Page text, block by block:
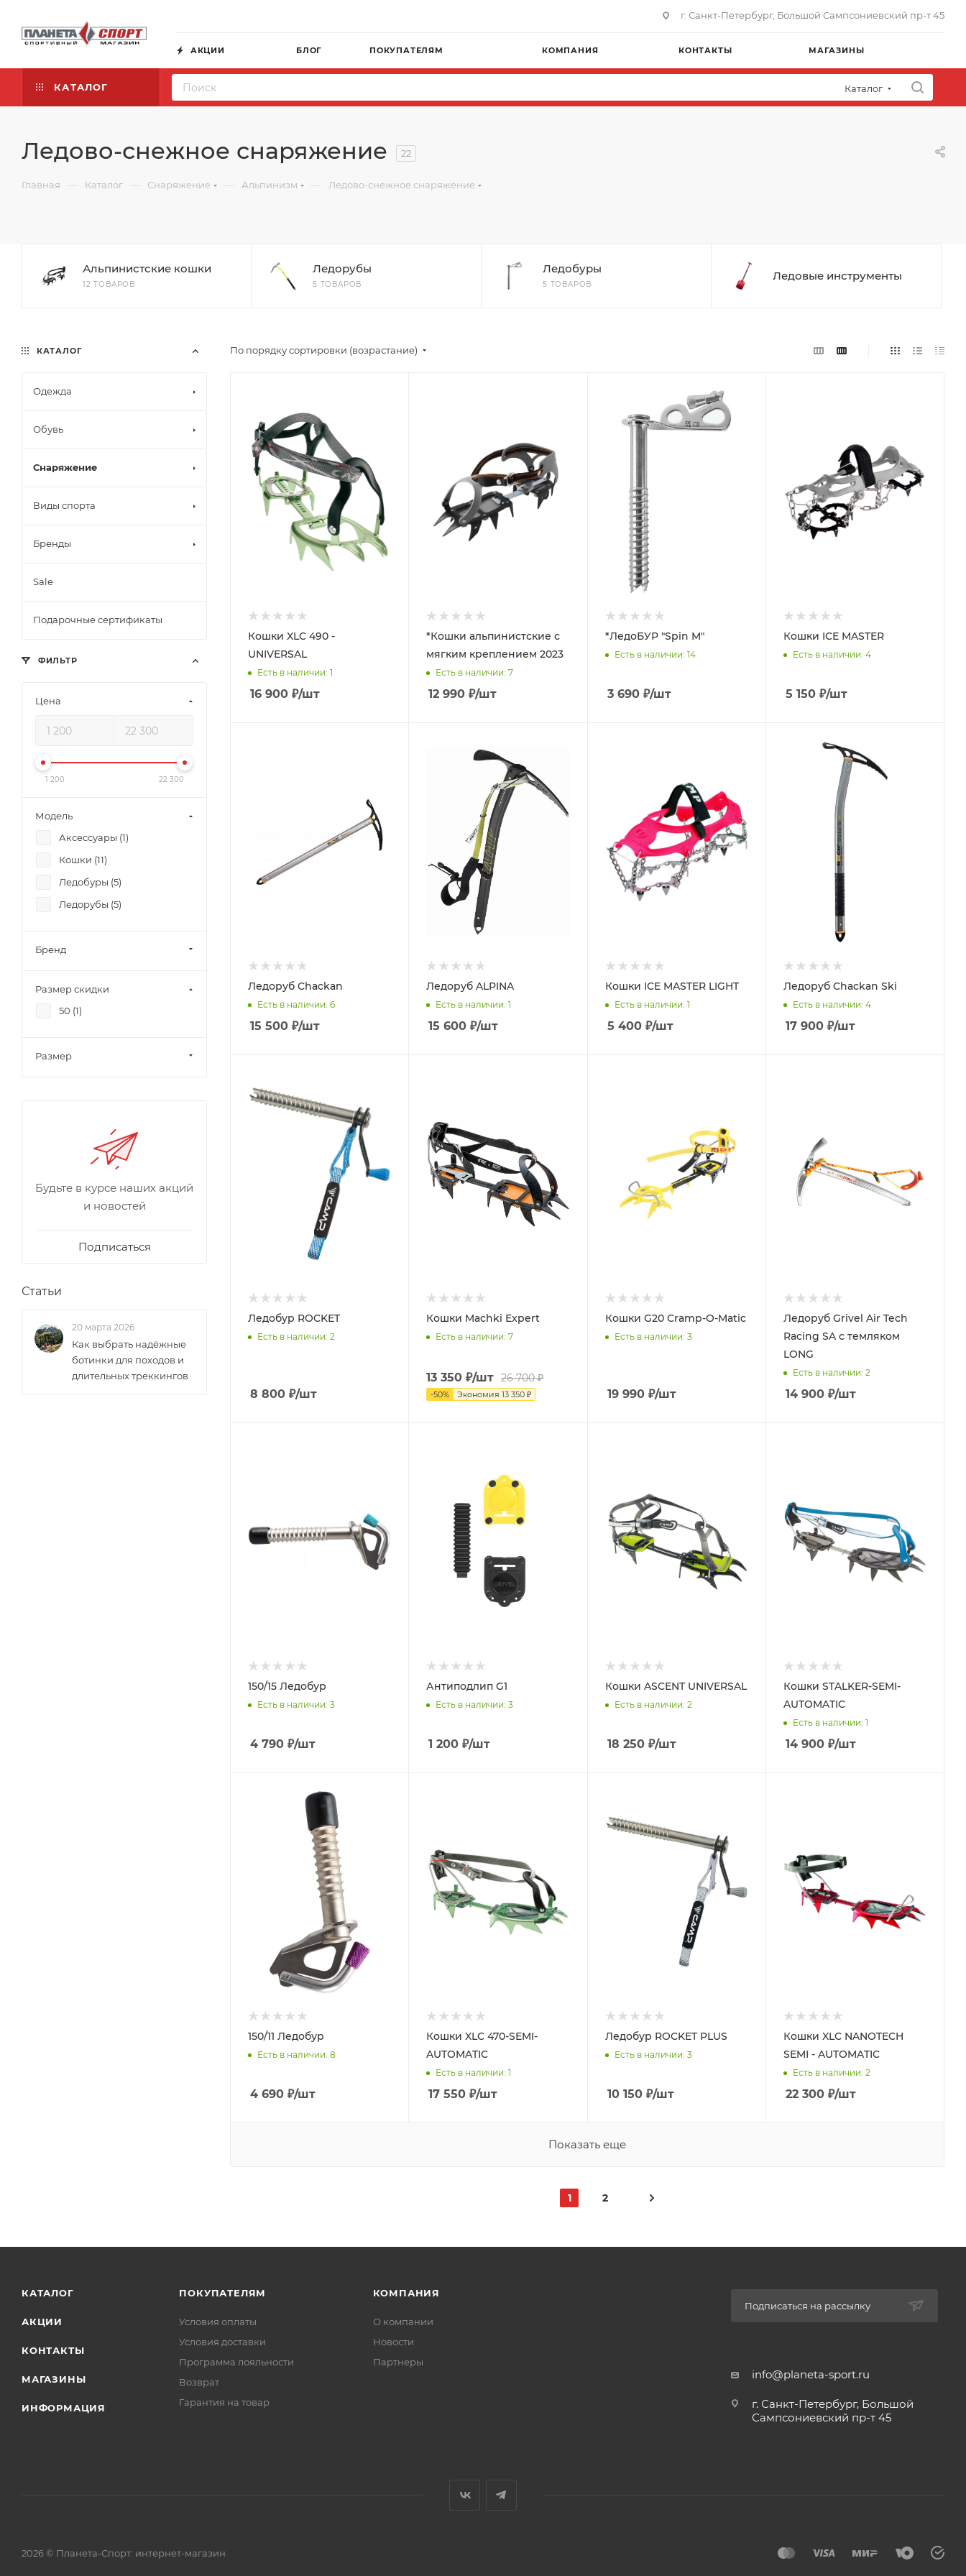
г. Санкт-Петербург, Большой Сампсониевский пр-т 45
АКЦИИ БЛОГ ПОКУПАТЕЛЯМ КОМПАНИЯ КОНТАКТЫ МАГАЗИНЫ
КАТАЛОГ Каталог
Ледово-снежное снаряжение 22
Главная — Каталог — Снаряжение — Альпинизм — Ледово-снежное снаряжение
Альпинистские кошки
12 ТОВАРОВ
Ледорубы
5 ТОВАРОВ
Ледобуры
5 ТОВАРОВ
Ледовые инструменты
По порядку сортировки (возрастание)
Кошки XLC 490 -
UNIVERSAL
Есть в наличии: 1
16 900 ₽/шт
*Кошки альпинистские с
мягким креплением 2023
Есть в наличии: 7
12 990 ₽/шт
*ЛедоБУР "Spin M"
Есть в наличии: 14
3 690₽/шт
Кошки ICE MASTER
Есть в наличии: 4
5 150₽/шт
Ледоруб Chackan
Есть в наличии: 6
15 500 ₽/шт
Ледоруб ALPINA
Есть в наличии: 1
15 600 ₽/шт
Кошки ICE MASTER LIGHT
Есть в наличии: 1
5 400₽/шт
Ледоруб Chackan Ski
Есть в наличии: 4
17 900₽/шт
Ледобур ROCKET
Есть в наличии: 2
8 800 ₽/шт
Кошки Machki Expert
Есть в наличии: 7
13 350 ₽/шт 26 700₽
-50% Экономия13 350 ₽
Кошки G20 Cramp-O-Matic
Есть в наличии: 3
19 990₽/шт
Ледоруб Grivel Air Tech
Racing SA с темляком
LONG
Есть в наличии: 2
14 900₽/шт
150/15 Ледобур
Есть в наличии: 3
4 790 ₽/шт
Антиподлип G1
Есть в наличии: 3
1 200 ₽/шт
Кошки ASCENT UNIVERSAL
Есть в наличии: 2
18 250₽/шт
Кошки STALKER-SEMI-
AUTOMATIC
Есть в наличии: 1
14 900₽/шт
150/11 Ледобур
Есть в наличии: 8
4 690 ₽/шт
Кошки XLC 470-SEMI-
AUTOMATIC
Есть в наличии: 1
17 550 ₽/шт
Ледобур ROCKET PLUS
Есть в наличии: 3
10 150₽/шт
Кошки XLC NANOTECH
SEMI - AUTOMATIC
Есть в наличии: 2
22 300₽/шт
Показать еще
1 2
КАТАЛОГ
Одежда
Обувь
Снаряжение
Виды спорта
Бренды
Sale
Подарочные сертификаты
ФИЛЬТР
Цена
1 200 22 300
Модель
Аксессуары (1)
Кошки (11)
Ледобуры (5)
Ледорубы (5)
Бренд
Размер скидки
50 (1)
Размер
Будьте в курсе наших акций
и новостей
Подписаться
Статьи
20 марта 2026
Как выбрать надёжные
ботинки для походов и
длительных треккингов
КАТАЛОГ
АКЦИИ
КОНТАКТЫ
МАГАЗИНЫ
ИНФОРМАЦИЯ
ПОКУПАТЕЛЯМ
Условия оплаты
Условия доставки
Программа лояльности
Возврат
Гарантия на товар
КОМПАНИЯ
О компании
Новости
Партнеры
Подписаться на рассылку
info@planeta-sport.ru
г. Санкт-Петербург, Большой
Сампсониевский пр-т 45
2026 © Планета-Спорт: интернет-магазин